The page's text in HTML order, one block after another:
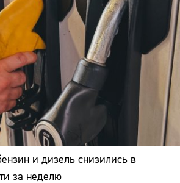
и дизель снизились в
за неделю